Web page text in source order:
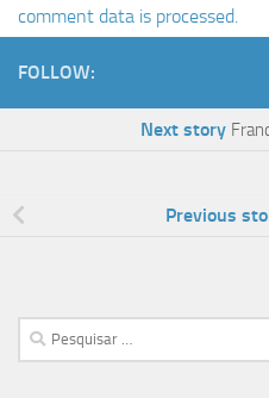
comment data is processed.
FOLLOW:
Next story
Previous
Pesquisar
por: